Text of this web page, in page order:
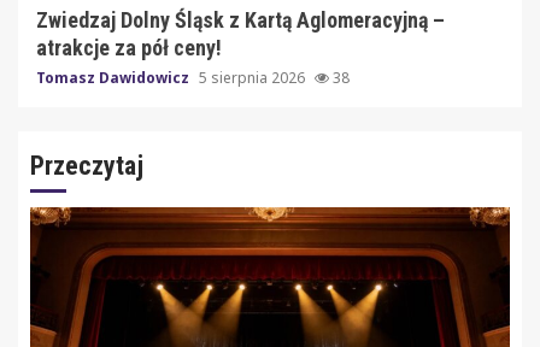
Zwiedzaj Dolny Śląsk z Kartą Aglomeracyjną –
atrakcje za pół ceny!
Tomasz Dawidowicz 5 sierpnia 2026 38
Przeczytaj